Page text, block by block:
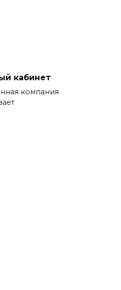
кабинет
компания